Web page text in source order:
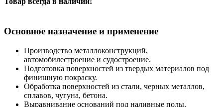
Основное назначение и применение
Производство металлоконструкций,
автомобилестроение и судостроение.
Подготовка поверхностей из твердых материалов под
финишную покраску.
Обработка поверхностей из стали, черных металлов,
сплавов, чугуна, бетона.
Выравнивание оснований под наливные полы,